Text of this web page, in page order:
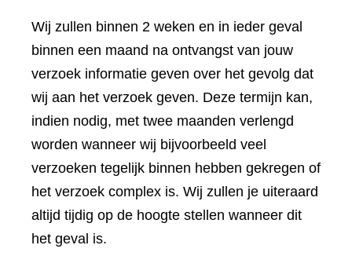
Wij zullen binnen 2 weken en in ieder geval
binnen een maand na ontvangst van jouw
verzoek informatie geven over het gevolg dat
wij aan het verzoek geven. Deze termijn kan,
indien nodig, met twee maanden verlengd
worden wanneer wij bijvoorbeeld veel
verzoeken tegelijk binnen hebben gekregen of
het verzoek complex is. Wij zullen je uiteraard
altijd tijdig op de hoogte stellen wanneer dit
het geval is.